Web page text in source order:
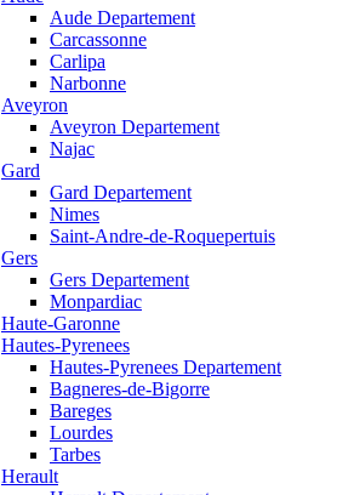
Aude Departement
Carcassonne
Carlipa
Narbonne
Aveyron
Aveyron Departement
Najac
Gard
Gard Departement
Nimes
Saint-Andre-de-Roquepertuis
Gers
Gers Departement
Monpardiac
Haute-Garonne
Hautes-Pyrenees
Hautes-Pyrenees Departement
Bagneres-de-Bigorre
Bareges
Lourdes
Tarbes
Herault